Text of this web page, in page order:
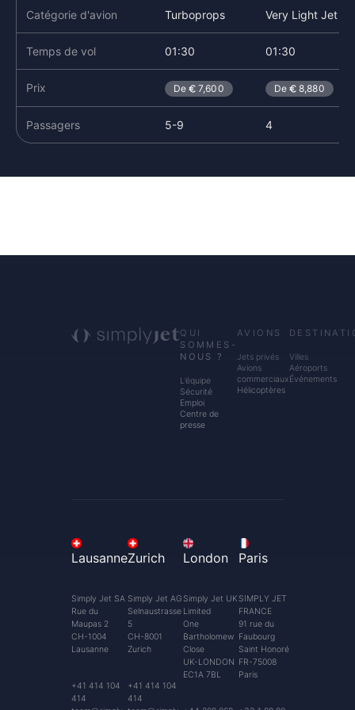
Catégorie d'avion Turboprops Very Light Jet
Temps de vol 01:30 01:30
Prix De 7,600 De 8,880
Passagers 5-9 4
QUI
SOMMES-
NOUS ?
L’équipe
Sécurité
Emploi
Centre de
presse
AVIONS
Jets privés
Avions
commerciaux
Hélicoptères
Villes
Aéroports
Événements
Lausanne
Simply Jet SA
Rue du
Maupas 2
CH-1004
Lausanne
+41 414 104
414
Zurich
Simply Jet AG
Selnaustrasse
5
CH-8001
Zurich
+41 414 104
414
London
Simply Jet UK
Limited
One
Bartholomew
Close
UK-LONDON
EC1A 7BL
Paris
SIMPLY JET
FRANCE
91 rue du
Faubourg
Saint Honoré
FR-75008
Paris